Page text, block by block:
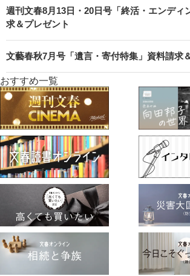
週刊文春8月13日・20日号「終活・エンディ
求＆プレゼント
文藝春秋7月号「遺言・寄付特集」資料請求
おすすめ一覧